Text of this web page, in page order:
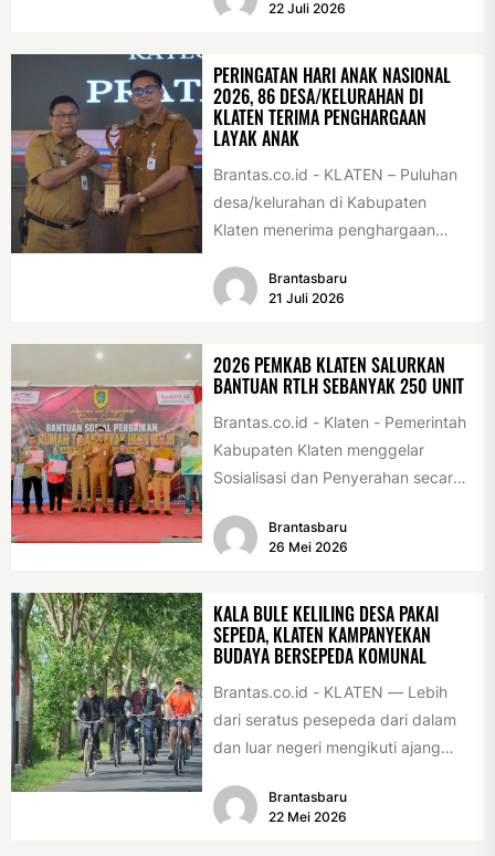
22 Juli 2026
PERINGATAN HARI ANAK NASIONAL
2026, 86 DESA/KELURAHAN DI
KLATEN TERIMA PENGHARGAAN
LAYAK ANAK
Brantas.co.id - KLATEN – Puluhan
desa/kelurahan di Kabupaten
Klaten menerima penghargaan
2026. Penghargaan tersebut
Brantasbaru
21 Juli 2026
2026 PEMKAB KLATEN SALURKAN
BANTUAN RTLH SEBANYAK 250 UNIT
Brantas.co.id - Klaten - Pemerintah
Kabupaten Klaten menggelar
Sosialisasi dan Penyerahan secara
Rumah Tidak Layak Huni...
Brantasbaru
26 Mei 2026
KALA BULE KELILING DESA PAKAI
SEPEDA, KLATEN KAMPANYEKAN
BUDAYA BERSEPEDA KOMUNAL
Brantas.co.id - KLATEN — Lebih
dari seratus pesepeda dari dalam
dan luar negeri mengikuti ajang
Association Rally...
Brantasbaru
22 Mei 2026